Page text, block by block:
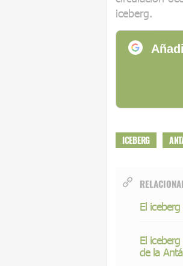
iceberg.
ICEBERG
El
El
de la